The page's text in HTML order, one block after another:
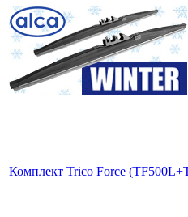
Комплект Trico Force